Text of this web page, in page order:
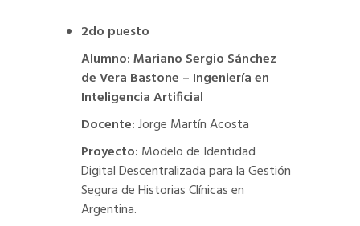
2do puesto
Alumno: Mariano Sergio Sánchez
de Vera Bastone – Ingeniería en
Inteligencia Artificial
Docente:Jorge Martín Acosta
Proyecto: Modelo de Identidad
Digital Descentralizada para la Gestión
Segura de Historias Clínicas en
Argentina.